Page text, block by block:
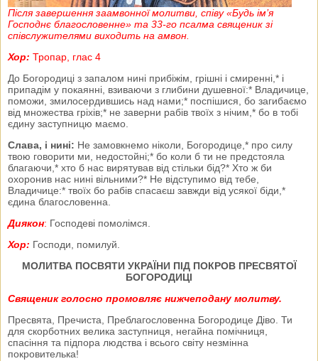
Після завершення заамвонної молитви, співу «Будь ім’я
Господнє благословенне» та 33-го псалма священик зі
співслужителями виходить на амвон.
Хор: Тропар, глас 4
До Богородиці з запалом нині прибіжім, грішні і смиренні,* і
припадім у покаянні, взиваючи з глибини душевної:* Владичице,
поможи, змилосердившись над нами;* поспішися, бо загибаємо
від множества гріхів;* не заверни рабів твоїх з нічим,* бо в тобі
єдину заступницю маємо.
Слава, і нині: Не замовкнемо ніколи, Богородице,* про силу
твою говорити ми, недостойні;* бо коли б ти не предстояла
благаючи,* хто б нас вирятував від стільки бід?* Хто ж би
охоронив нас нині вільними?* Не відступимо від тебе,
Владичице:* твоїх бо рабів спасаєш завжди від усякої біди,*
єдина благословенна.
Диякон: Господеві помолімся.
Хор: Господи, помилуй.
МОЛИТВА ПОСВЯТИ УКРАЇНИ ПІД ПОКРОВ ПРЕСВЯТОЇ
БОГОРОДИЦІ
Священик голосно промовляє нижчеподану молитву.
Пресвята, Пречиста, Преблагословенна Богородице Діво. Ти
для скорботних велика заступниця, негайна помічниця,
спасіння та підпора людства і всього світу незмінна
покровителька!